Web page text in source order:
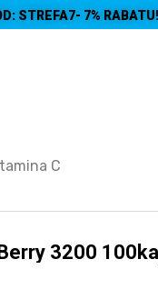
STREFA7- 7% RABATU!
C
3200